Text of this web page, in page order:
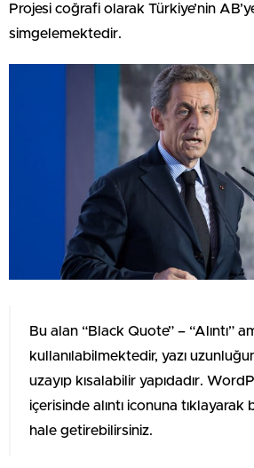
Projesi coğrafi olarak Türkiye’nin
simgelemektedir.
Bu alan “Black Quote” – “Alıntı”
kullanılabilmektedir, yazı
uzayıp kısalabilir yapıdadır.
içerisinde alıntı iconuna tıklayarak
hale getirebilirsiniz.